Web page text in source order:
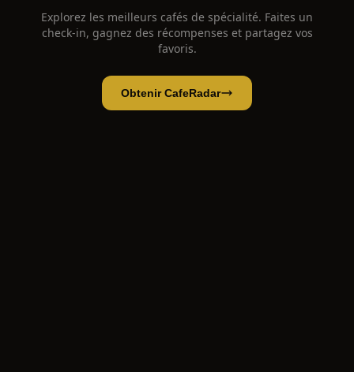
Explorez les meilleurs cafés de spécialité. Faites un
check-in, gagnez des récompenses et partagez vos
favoris.
Obtenir CafeRadar